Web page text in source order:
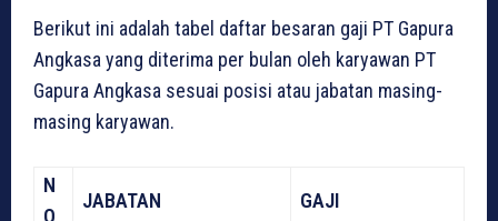
Berikut ini adalah tabel daftar besaran gaji PT Gapura
Angkasa yang diterima per bulan oleh karyawan PT
Gapura Angkasa sesuai posisi atau jabatan masing-
masing karyawan.
N
O
JABATAN GAJI